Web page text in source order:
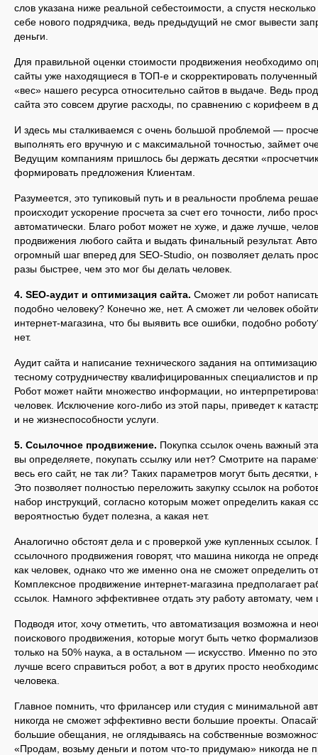
слов указана ниже реальной себестоимости, а спустя
себе нового подрядчика, ведь предыдущий не смог вывести
деньги.
Для правильной оценки стоимости продвижения необходимо
сайты уже находящиеся в ТОП-е и скорректировать полученный
«вес» нашего ресурса относительно сайтов в выдаче. Ведь
сайта это совсем другие расходы, по сравнению с корифеем в
И здесь мы сталкиваемся с очень большой проблемой —
выполнять его вручную и с максимальной точностью, займет
Ведущим компаниям пришлось бы держать десятки
формировать предложения Клиентам.
Разумеется, это тупиковый путь и в реальности проблема
происходит ускорение просчета за счет его точности, либо
автоматически. Благо робот может не хуже, и даже лучше,
продвижения любого сайта и выдать финальный результат.
огромный шаг вперед для SEO-Studio, он позволяет делать
разы быстрее, чем это мог бы делать человек.
4. SEO-аудит и оптимизация сайта. Сможет ли робот
подобно человеку? Конечно же, нет. А сможет ли человек
интернет-магазина, что бы выявить все ошибки, подобно
нет.
Аудит сайта и написание технического задания на
тесному сотрудничеству квалифицированных специалистов и
Робот может найти множество информации, но
человек. Исключение кого-либо из этой пары, приведет к
и не жизнеспособности услуги.
5. Ссылочное продвижение. Покупка ссылок очень важный
вы определяете, покупать ссылку или нет? Смотрите на
весь его сайт, не так ли? Таких параметров могут быть
Это позволяет полностью переложить закупку ссылок на
набор инструкций, согласно которым может определить какая
вероятностью будет полезна, а какая нет.
Аналогично обстоят дела и с проверкой уже купленных ссылок.
ссылочного продвижения говорят, что машина никогда не
как человек, однако что же именно она не сможет определить
Комплексное продвижение интернет-магазина предполагает
ссылок. Намного эффективнее отдать эту работу автомату, чем
Подводя итог, хочу отметить, что автоматизация возможна и
поискового продвижения, которые могут быть четко
только на 50% наука, а в остальном — искусство. Именно по
лучше всего справиться робот, а вот в других просто
человека.
Главное помнить, что фрилансер или студия с минимальной
никогда не сможет эффективно вести большие проекты.
большие обещания, не оглядываясь на собственные
«Продам, возьму деньги и потом что-то придумаю» никогда не